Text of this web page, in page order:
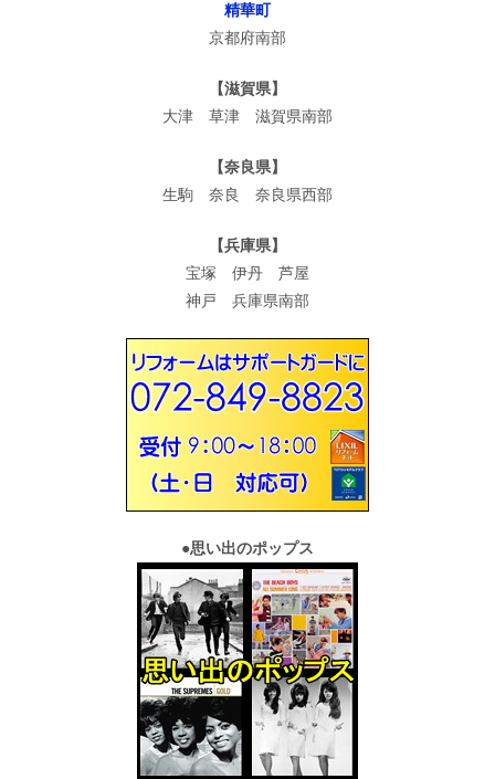
精華町
京都府南部
【滋賀県】
大津 草津 滋賀県南部
【奈良県】
生駒 奈良 奈良県西部
【兵庫県】
宝塚 伊丹 芦屋
神戸 兵庫県南部
●思い出のポップス